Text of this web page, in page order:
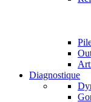
Diagnostique